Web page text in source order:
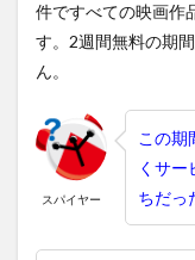
件ですべての映画作
す。2週間無料の期
ん。
スパイヤー
この期
くサー
ちだっ